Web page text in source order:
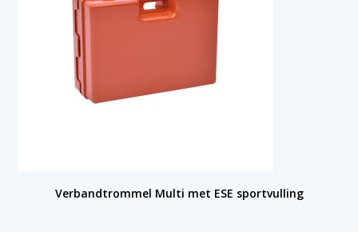
Verbandtrommel Multi met ESE sportvulling